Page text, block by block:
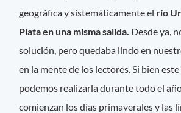
geográfica y sistemáticamente el río
Plata en una misma salida. Desde ya,
solución, pero quedaba lindo en
en la mente de los lectores. Si bien
podemos realizarla durante todo el
comienzan los días primaverales y las